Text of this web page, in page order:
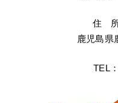
住 所
鹿児島県
TEL